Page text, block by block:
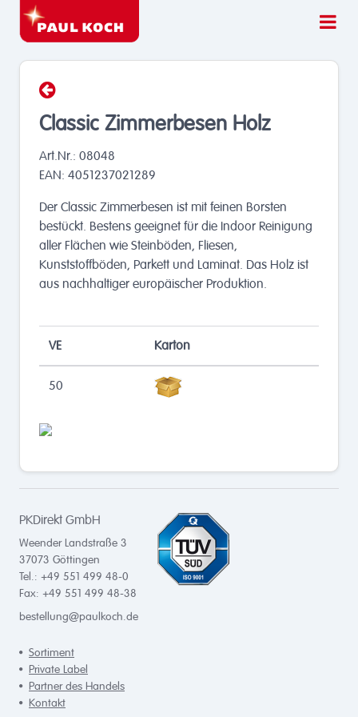
Classic Zimmerbesen Holz
Art.Nr.: 08048
EAN: 4051237021289
Der Classic Zimmerbesen ist mit feinen Borsten
bestückt. Bestens geeignet für die Indoor Reinigung
aller Flächen wie Steinböden, Fliesen,
Kunststoffböden, Parkett und Laminat. Das Holz ist
aus nachhaltiger europäischer Produktion.
VE Karton
50
PKDirekt GmbH
Weender Landstraße 3
37073 Göttingen
Tel.: +49 551 499 48-0
Fax: +49 551 499 48-38
bestellung@paulkoch.de
Sortiment
Private Label
Partner des Handels
Kontakt